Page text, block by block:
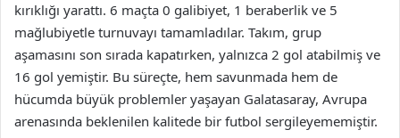
kırıklığı yarattı. 6 maçta 0 galibiyet, 1 beraberlik ve 5
mağlubiyetle turnuvayı tamamladılar. Takım, grup
aşamasını son sırada kapatırken, yalnızca 2 gol atabilmiş ve
16 gol yemiştir. Bu süreçte, hem savunmada hem de
hücumda büyük problemler yaşayan Galatasaray, Avrupa
arenasında beklenilen kalitede bir futbol sergileyememiştir.